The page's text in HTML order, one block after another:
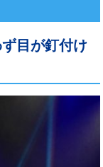
目が釘付け